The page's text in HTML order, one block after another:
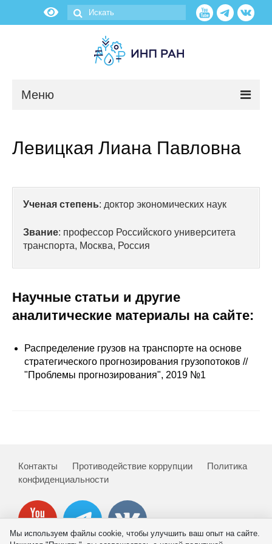
Меню
Администрация
Отчетность
Материалы для СМИ
Проблемы прогнозирования
О журнале
Номера журналов
Левицкая Лиана Павловна
Ученая степень: доктор экономических наук
Звание: профессор Российского университета
транспорта, Москва, Россия
Научные статьи и другие
аналитические материалы на сайте:
Распределение грузов на транспорте на основе
стратегического прогнозирования грузопотоков //
"Проблемы прогнозирования", 2019 №1
Контакты Противодействие коррупции
Политика
конфиденциальности
Мы используем файлы cookie, чтобы улучшить ваш опыт на сайте.